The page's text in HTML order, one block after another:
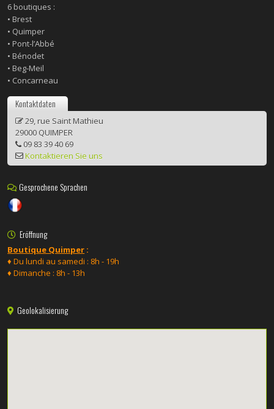
6 boutiques :
• Brest
• Quimper
• Pont-l’Abbé
• Bénodet
• Beg-Meil
• Concarneau
Kontaktdaten
29, rue Saint Mathieu
29000 QUIMPER
09 83 39 40 69
Kontaktieren Sie uns
Gesprochene Sprachen
Eröffnung
Boutique Quimper :
♦ Du lundi au samedi : 8h - 19h
♦ Dimanche : 8h - 13h
Geolokalisierung